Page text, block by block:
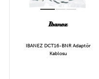
IBANEZ DCT16-BNR Adaptör
Kablosu